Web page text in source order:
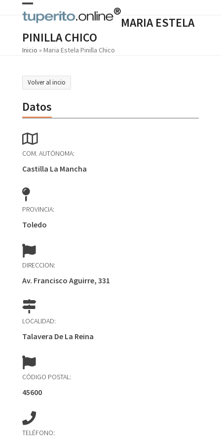
Open
mobile
menu
Close
mobile
menu
MARIA ESTELA
PINILLA CHICO
Inicio » Maria Estela Pinilla Chico
Volver al incio
Datos
COM. AUTÓNOMA:
Castilla La Mancha
PROVINCIA:
Toledo
DIRECCION:
Av. Francisco Aguirre, 331
LOCALIDAD:
Talavera De La Reina
CÓDIGO POSTAL:
45600
TELÉFONO: